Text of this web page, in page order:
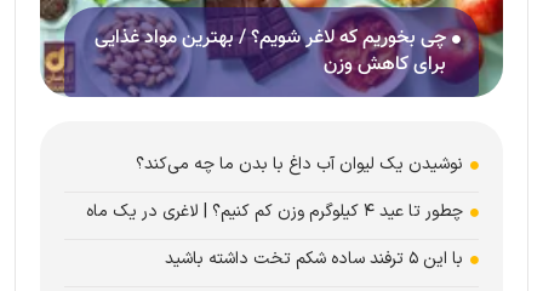
چی بخوریم که لاغر شویم؟ / بهترین مواد غذایی
برای کاهش وزن
نوشیدن یک لیوان آب داغ با بدن ما چه می‌کند؟
چطور تا عید ۴ کیلوگرم وزن کم کنیم؟ | لاغری در یک ماه
با این ۵ ترفند ساده شکم تخت داشته باشید